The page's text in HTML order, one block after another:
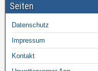
Seiten
Datenschutz
Impressum
Kontakt